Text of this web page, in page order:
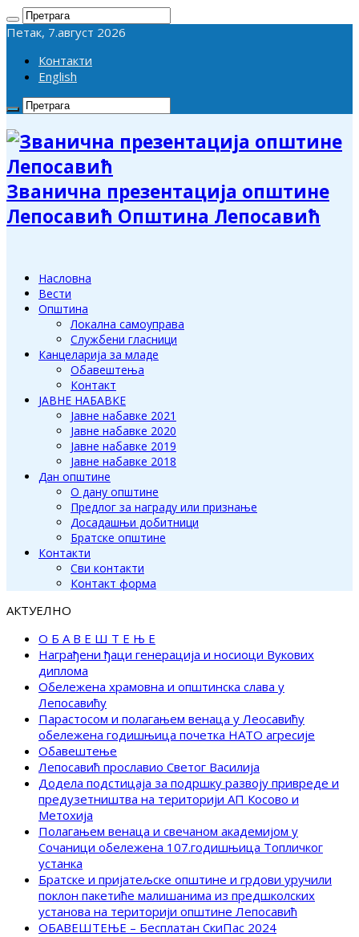
Петак, 7.август 2026
Контакти
English
Званична презентација општине
Лепосавић Општина Лепосавић
Насловна
Вести
Општина
Локална самоуправа
Службени гласници
Канцеларија за младе
Обавештења
Контакт
ЈАВНЕ НАБАВКЕ
Јавне набавке 2021
Јавне набавке 2020
Јавне набавке 2019
Јавне набавке 2018
Дан општине
О дану општине
Предлог за награду или признање
Досадашњи добитници
Братске општине
Контакти
Сви контакти
Контакт форма
АКТУЕЛНО
О Б А В Е Ш Т Е Њ Е
Награђени ђаци генерација и носиоци Вукових
диплома
Обележена храмовна и општинска слава у
Лепосавићу
Парастосом и полагањем венаца у Леосавићу
обележена годишњица почетка НАТО агресије
Обавештење
Лепосавић прославио Светог Василија
Додела подстицаја за подршку развоју привреде и
предузетништва на територији АП Косово и
Метохија
Полагањем венаца и свечаном академијом у
Сочаници обележена 107.годишњица Топличког
устанка
Братске и пријатељске општине и грдови уручили
поклон пакетиће малишанима из предшколских
установа на територији општине Лепосавић
ОБАВЕШТЕЊЕ – Бесплатан СкиПас 2024